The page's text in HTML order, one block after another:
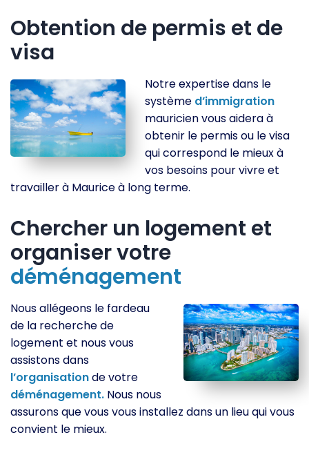
Obtention de permis et de
visa
Notre expertise dans le
système d’immigration
mauricien vous aidera à
obtenir le permis ou le visa
qui correspond le mieux à
vos besoins pour vivre et
travailler à Maurice à long terme.
Chercher un logement et
organiser votre
déménagement
Nous allégeons le fardeau
de la recherche de
logement et nous vous
assistons dans
l’organisationde votre
déménagement. Nous nous
assurons que vous vous installez dans un lieu qui vous
convient le mieux.